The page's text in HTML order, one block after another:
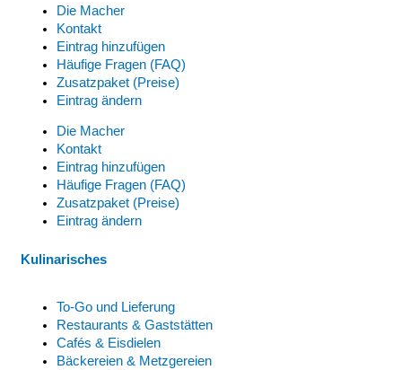
Die Macher
Kontakt
Eintrag hinzufügen
Häufige Fragen (FAQ)
Zusatzpaket (Preise)
Eintrag ändern
Die Macher
Kontakt
Eintrag hinzufügen
Häufige Fragen (FAQ)
Zusatzpaket (Preise)
Eintrag ändern
Kulinarisches
To-Go und Lieferung
Restaurants & Gaststätten
Cafés & Eisdielen
Bäckereien & Metzgereien